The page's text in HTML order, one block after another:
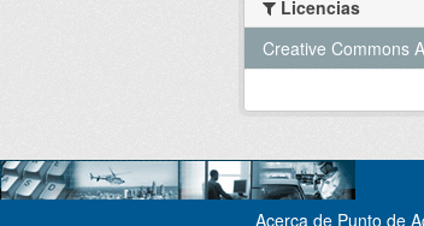
Licencias
Creative Commons
Acerca de Punto de